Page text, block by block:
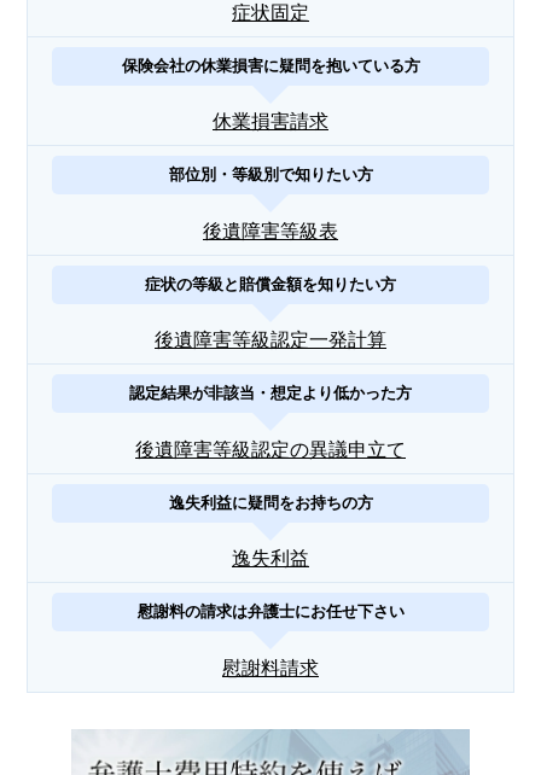
症状固定
保険会社の休業損害に疑問を抱いている方
休業損害請求
部位別・等級別で知りたい方
後遺障害等級表
症状の等級と賠償金額を知りたい方
後遺障害等級認定一発計算
認定結果が非該当・想定より低かった方
後遺障害等級認定の異議申立て
逸失利益に疑問をお持ちの方
逸失利益
慰謝料の請求は弁護士にお任せ下さい
慰謝料請求